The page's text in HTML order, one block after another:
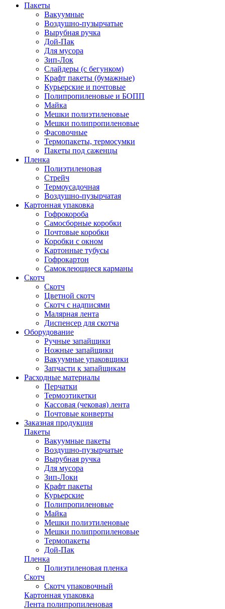
Пакеты
Вакуумные
Воздушно-пузырчатые
Вырубная ручка
Дой-Пак
Для мусора
Зип-Лок
Слайдеры (с бегунком)
Крафт пакеты (бумажные)
Курьерские и почтовые
Полипропиленовые и БОПП
Майка
Мешки полиэтиленовые
Мешки полипропиленовые
Фасовочные
Термопакеты, термосумки
Пакеты под саженцы
Пленка
Полиэтиленовая
Стрейч
Термоусадочная
Воздушно-пузырчатая
Картонная упаковка
Гофрокороба
Самосборные коробки
Почтовые коробки
Коробки с окном
Картонные тубусы
Гофрокартон
Самоклеющиеся карманы
Скотч
Скотч
Цветной скотч
Скотч с надписями
Малярная лента
Диспенсер для скотча
Оборудование
Ручные запайщики
Ножные запайщики
Вакуумные упаковщики
Запчасти к запайщикам
Расходные материалы
Перчатки
Термоэтикетки
Кассовая (чековая) лента
Почтовые конверты
Заказная продукция
Пакеты
Вакуумные пакеты
Воздушно-пузырчатые
Вырубная ручка
Для мусора
Зип-Локи
Крафт пакеты
Курьерские
Полипропиленовые
Майка
Мешки полиэтиленовые
Мешки полипропиленовые
Термопакеты
Дой-Пак
Пленка
Полиэтиленовая пленка
Скотч
Скотч упаковочный
Картонная упаковка
Лента полипропиленовая